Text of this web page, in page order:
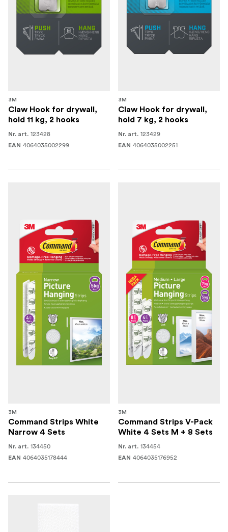
3M
Claw Hook for drywall,
hold 11 kg, 2 hooks
Nr. art. 123428
EAN 4064035002299
3M
Claw Hook for drywall,
hold 7 kg, 2 hooks
Nr. art. 123429
EAN 4064035002251
3M
Command Strips White
Narrow 4 Sets
Nr. art. 134450
EAN 4064035178444
3M
Command Strips V-Pack
White 4 Sets M + 8 Sets
Nr. art. 134454
EAN 4064035176952